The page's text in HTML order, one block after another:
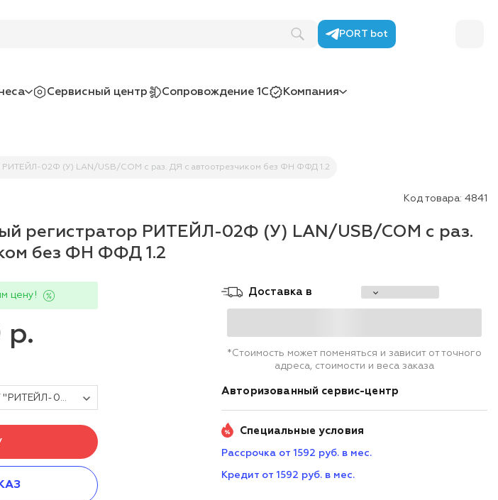
PORT bot
Сервисный центр Сопровождение 1С Компания
РИТЕЙЛ-02Ф (У) LAN/USB/COM с раз. ДЯ с автоотрезчиком без ФН ФФД 1.2
Код товара: 4841
регистратор РИТЕЙЛ-02Ф (У) LAN/USB/COM с раз.
без ФН ФФД 1.2
цену!
р.
Фискальный регистратор ККТ "РИТЕЙЛ-02Ф" (У) LAN/USB/COM с раз. ДЯ с автоотрезчиком (черный) без ФН
Доставка в
*Стоимость может поменяться и зависит от точного
адреса, стоимости и веса заказа
Авторизованный сервис-центр
Специальные условия
Рассрочка от 1592 руб. в мес.
Кредит от 1592 руб. в мес.